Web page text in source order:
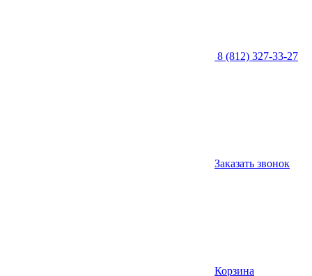
8 (812) 327-33-27
Заказать звонок
Корзина